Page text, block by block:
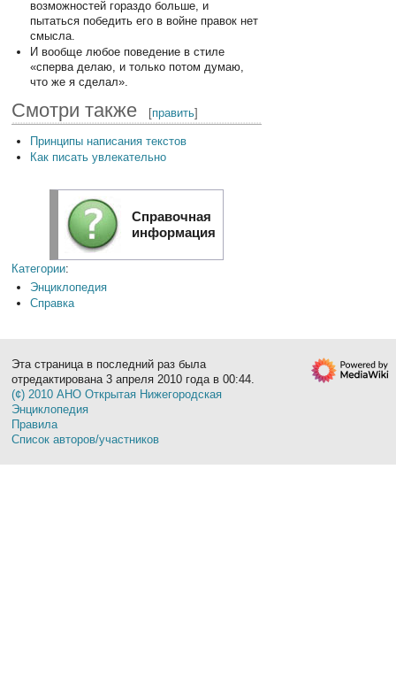
возможностей гораздо больше, и
пытаться победить его в войне правок нет
смысла.
И вообще любое поведение в стиле
«сперва делаю, и только потом думаю,
что же я сделал».
Смотри также [править]
Принципы написания текстов
Как писать увлекательно
Справочная
информация
Категории:
Энциклопедия
Справка
Эта страница в последний раз была
отредактирована 3 апреля 2010 года в 00:44.
(¢) 2010 АНО Открытая Нижегородская
Энциклопедия
Правила
Список авторов/участников